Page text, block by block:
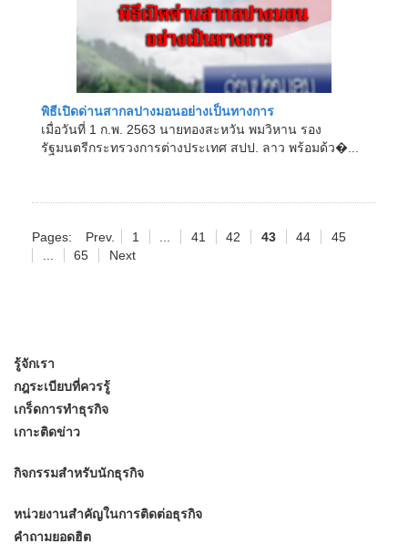
พิธีเปิดด่านสากลปางมอนอย่างเป็นทางการ
เมื่อวันที่ 1 ก.พ. 2563 นายทองสะหวัน พมวิหาน รอง
รัฐมนตรีกระทรวงการต่างประเทศ สปป. ลาว พร้อมด้ว�...
Pages: Prev. 1 41 42 43 44
45
65 Next
รู้จักเรา
กฎระเบียบที่ควรรู้
เกร็ดการทำธุรกิจ
เกาะติดข่าว
กิจกรรมสำหรับนักธุรกิจ
หน่วยงานสำคัญในการติดต่อธุรกิจ
คำถามยอดฮิต